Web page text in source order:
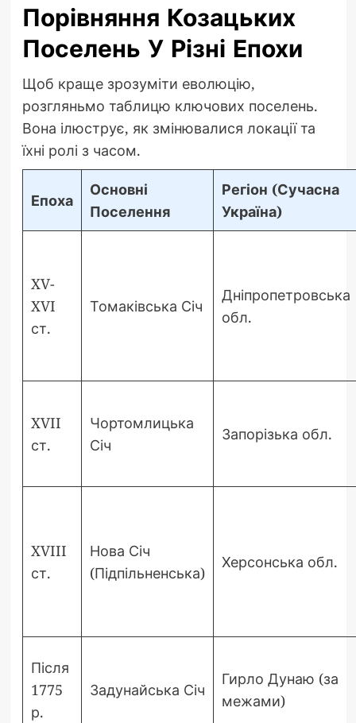
Порівняння Козацьких
Поселень У Різні Епохи
Щоб краще зрозуміти еволюцію,
розгляньмо таблицю ключових поселень.
Вона ілюструє, як змінювалися локації та
їхні ролі з часом.
Епоха
Основні
Поселення
Регіон (Сучасна
Україна)
XV-
XVI
ст.
Томаківська Січ
Дніпропетровська
обл.
XVII
ст.
Чортомлицька
Січ
Запорізька обл.
XVIII
ст.
Нова Січ
(Підпільненська)
Херсонська обл.
Після
1775
р.
Задунайська Січ
Гирло Дунаю (за
межами)